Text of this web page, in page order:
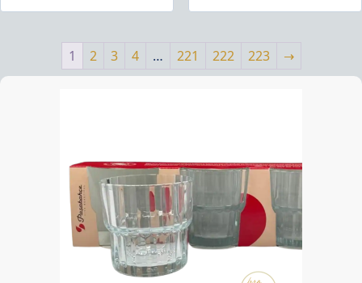
1 2 3 4 … 221 222 223 →